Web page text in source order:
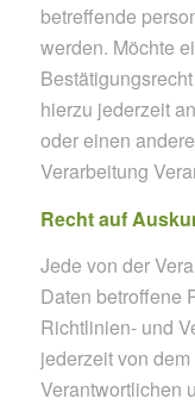
betreffende
werden. Möchte
hierzu jederzeit
oder einen
Verarbeitung
Recht auf
Jede von der
Daten betroffene
Richtlinien- und
jederzeit von
Verantwortlichen